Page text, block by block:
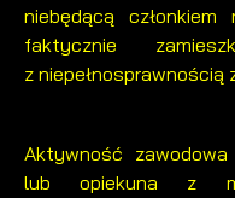
niebędącą
faktycznie
z niepełnosprawnością
Aktywność
lub opiekuna z